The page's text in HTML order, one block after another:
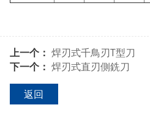
上一个： 焊刃式千鳥刃T型刀
下一个： 焊刃式直刃側銑刀
返回